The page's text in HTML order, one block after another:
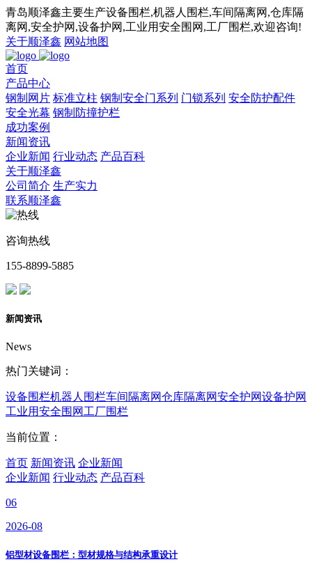
青岛顺泽鑫主要生产设备围栏,机器人围栏,车间隔离网,仓库隔
离网,安全护网,设备护网,工业用安全围网,工厂围栏,欢迎咨询!
关于顺泽鑫 网站地图
首页
产品中心
钢制网片 标准立柱 钢制安全门系列 门锁系列 安全防护配件
安全光幕 钢制防撞护栏
成功案例
新闻资讯
企业新闻 行业动态 产品百科
关于顺泽鑫
公司简介 生产实力
联系顺泽鑫
咨询热线
155-8899-5885
新闻资讯
News
热门关键词：
设备围栏机器人围栏车间隔离网仓库隔离网安全护网设备护网
工业用安全围网 工厂围栏
当前位置：
首页 新闻资讯 企业新闻
企业新闻 行业动态 产品百科
06
2026-08
铝型材设备围栏：型材规格与结构承重设计